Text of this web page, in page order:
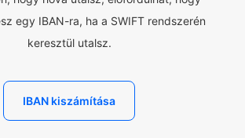
egy IBAN-ra, ha a SWIFT rendszerén
keresztül utalsz.
IBAN kiszámítása